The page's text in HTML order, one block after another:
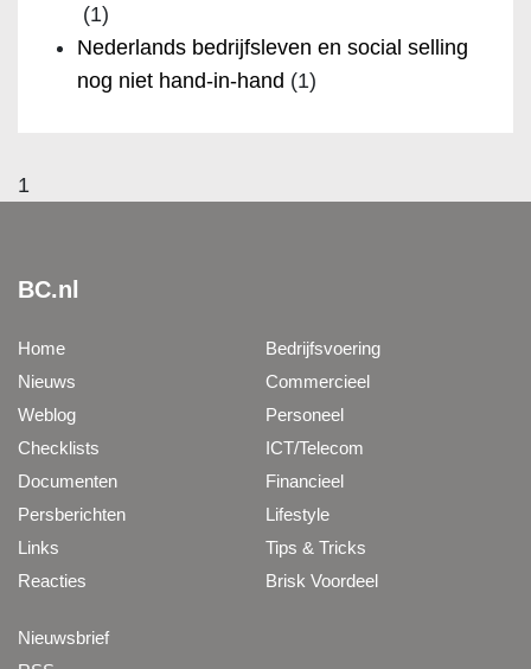
(1)
Nederlands bedrijfsleven en social selling
nog niet hand-in-hand (1)
1
BC.nl
Home
Nieuws
Weblog
Checklists
Documenten
Persberichten
Links
Reacties
Bedrijfsvoering
Commercieel
Personeel
ICT/Telecom
Financieel
Lifestyle
Tips & Tricks
Brisk Voordeel
Nieuwsbrief